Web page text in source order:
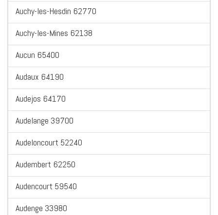
Auchy-les-Hesdin 62770
Auchy-les-Mines 62138
Aucun 65400
Audaux 64190
Audejos 64170
Audelange 39700
Audeloncourt 52240
Audembert 62250
Audencourt 59540
Audenge 33980